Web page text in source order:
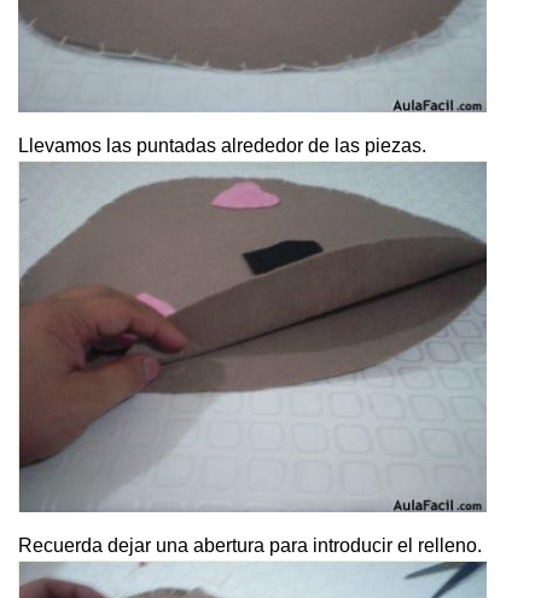
Llevamos las puntadas alrededor de las piezas.
Recuerda dejar una abertura para introducir el relleno.